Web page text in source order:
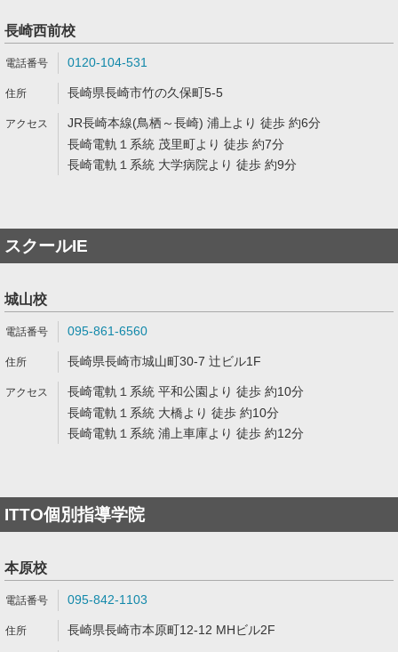
長崎西前校
0120-104-531
長崎県長崎市竹の久保町5-5
JR長崎本線(鳥栖～長崎) 浦上より 徒歩 約6分
長崎電軌１系統 茂里町より 徒歩 約7分
長崎電軌１系統 大学病院より 徒歩 約9分
スクールIE
城山校
095-861-6560
長崎県長崎市城山町30-7 辻ビル1F
長崎電軌１系統 平和公園より 徒歩 約10分
長崎電軌１系統 大橋より 徒歩 約10分
長崎電軌１系統 浦上車庫より 徒歩 約12分
ITTO個別指導学院
本原校
095-842-1103
長崎県長崎市本原町12-12 MHビル2F